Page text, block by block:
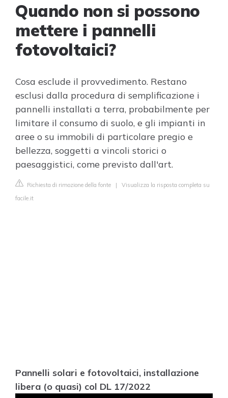
Quando non si possono
mettere i pannelli
fotovoltaici?
Cosa esclude il provvedimento. Restano
esclusi dalla procedura di semplificazione i
pannelli installati a terra, probabilmente per
limitare il consumo di suolo, e gli impianti in
aree o su immobili di particolare pregio e
bellezza, soggetti a vincoli storici o
paesaggistici, come previsto dall'art.
Richiesta di rimozione della fonte | Visualizza la risposta completa su
facile.it
Pannelli solari e fotovoltaici, installazione
libera (o quasi) col DL 17/2022